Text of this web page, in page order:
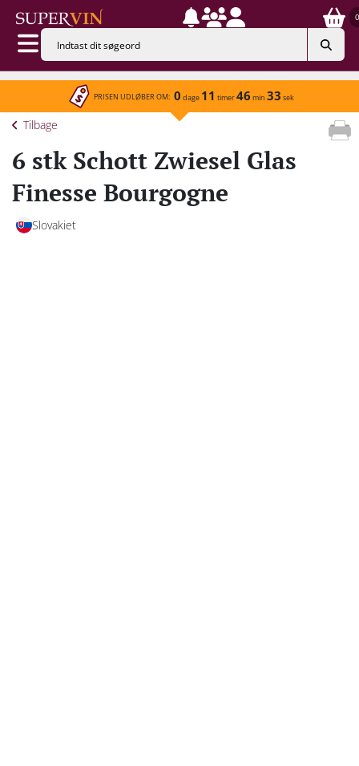
0
PRISEN UDLØBER OM: 0 dage 11 timer46 min 33 sek
Tilbage
6 stk Schott Zwiesel Glas
Finesse Bourgogne
Slovakiet